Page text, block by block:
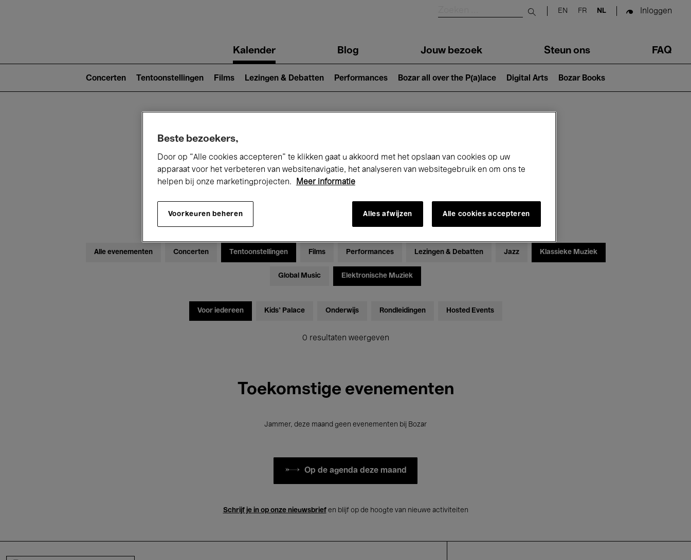
Submit search
EN FR NL Inloggen
navigationKalender Blog Jouw bezoek Steun ons FAQ
2)
Concerten Tentoonstellingen Films Lezingen & Debatten Performances Bozar all over the P(a)lace Digital Arts Bozar Books
Alle evenementen Concerten Tentoonstellingen Films Performances Lezingen & Debatten Jazz Klassieke Muziek
Global Music Elektronische Muziek
Voor iedereen Kids’ Palace Onderwijs Rondleidingen Hosted Events
0 resultaten weergeven
Toekomstige evenementen
Jammer, deze maand geen evenementen bij Bozar
Op de agenda deze maand
Schrijf je in op onze nieuwsbriefen blijf op de hoogte van nieuwe activiteiten
Beste bezoekers,
Door op “Alle cookies accepteren” te klikken gaat u akkoord met het opslaan van cookies op uw
apparaat voor het verbeteren van websitenavigatie, het analyseren van websitegebruik en om ons te
helpen bij onze marketingprojecten.
Meer informatie
Voorkeuren beheren Alles afwijzen Alle cookies accepteren